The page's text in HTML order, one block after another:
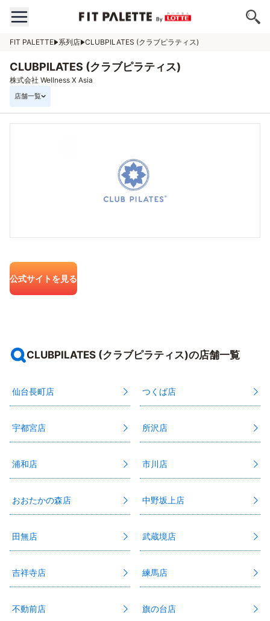
FIT PALETTE 系列店 CLUBPILATES (クラブピラティス)
CLUBPILATES (クラブピラティス)
株式会社 Wellness X Asia
店舗一覧
公式サイトを見る
CLUBPILATES (クラブピラティス)の店舗一覧
仙台長町店 つくば店
宇都宮店 所沢店
浦和店 市川店
おおたかの森店 中野坂上店
田無店 武蔵境店
吉祥寺店 練馬店
不動前店 旗の台店